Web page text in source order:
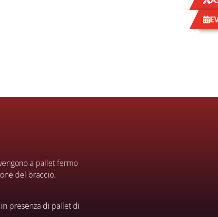
a pallet fermo
del braccio.
presenza di pallet di